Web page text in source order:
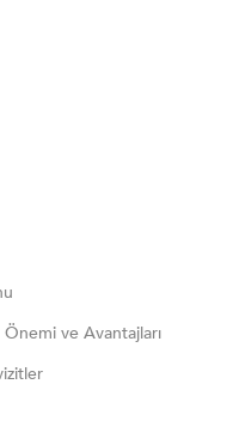
ve Avantajları